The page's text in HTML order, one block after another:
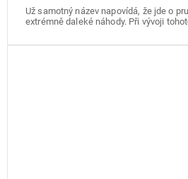
Už samotný název napovídá, že jde o
extrémně daleké náhody. Při vývoji